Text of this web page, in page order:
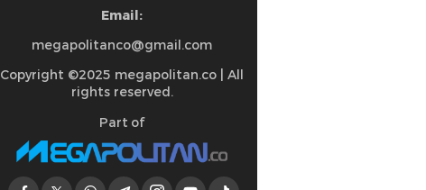
Email:
megapolitanco@gmail.com
Copyright ©2025 megapolitan.co | All
rights reserved.
Part of